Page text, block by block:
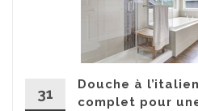
31
Douche à
complet pour